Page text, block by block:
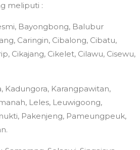
meliputi :
Bayongbong, Balubur
Caringin, Cibalong, Cibatu,
Cikajang, Cikelet, Cilawu, Cisewu,
Kadungora, Karangpawitan,
Leles, Leuwigoong,
Pakenjeng, Pameungpeuk,